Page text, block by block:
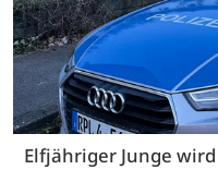
Elfjähriger Junge